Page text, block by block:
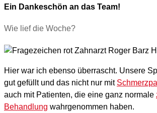
Ein Dankeschön an das Team!
Wie lief die Woche?
Hier war ich ebenso überrascht. Unsere
gut gefüllt und das nicht nur mit
auch mit Patienten, die eine ganz normale
Behandlung wahrgenommen haben.